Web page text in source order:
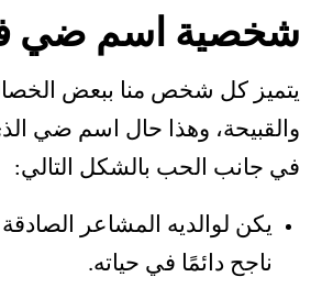
شخصية اسم ضي
يتميز كل شخص منا ببعض
والقبيحة، وهذا حال اسم ضي
في جانب الحب بالشكل التالي:
يكن لوالديه المشاعر
ناجح دائمًا في حياته.